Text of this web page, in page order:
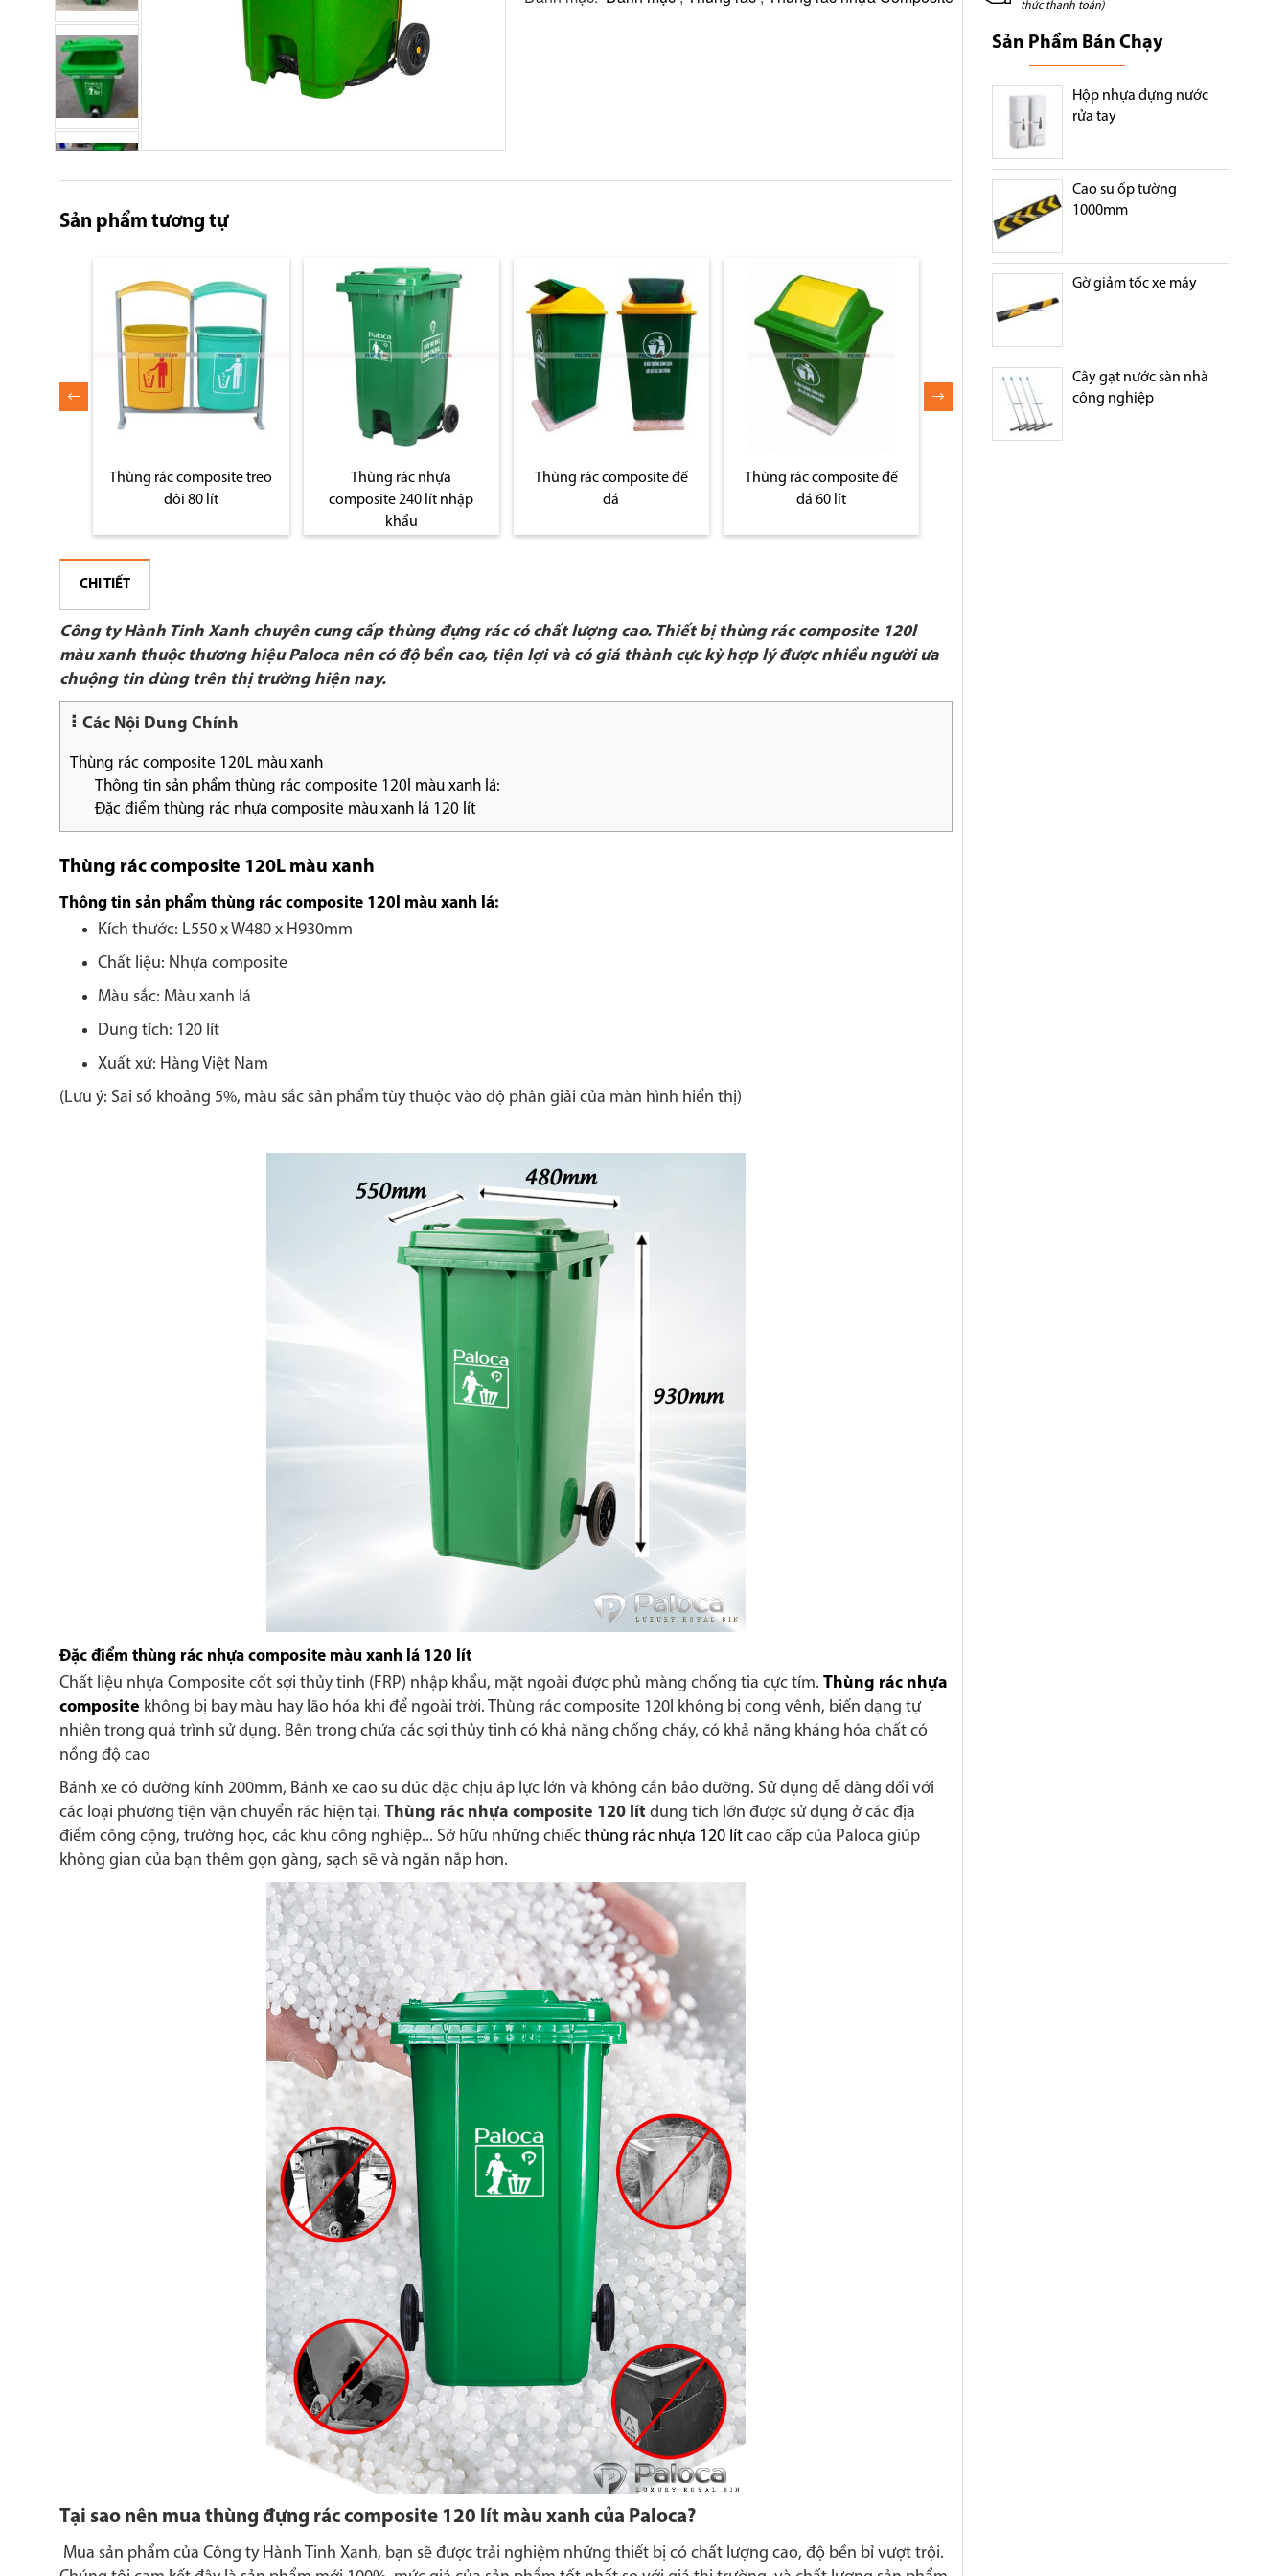
to
beginning
Sản phẩm tương tự
Thùng rác nhựa
composite 240 lít nhập
Thùng rác composite đế
đá
Thùng rác composite đế
đá 60 lít
Thùng đựng rác nhựa
composite con cá heo
CHI TIẾT
Công ty Hành Tinh Xanh chuyên cung cấp thùng đựng rác có chất lượng cao. Thiết bị thùng rác composite 120l
màu xanh thuộc thương hiệu Paloca nên có độ bền cao, tiện lợi và có giá thành cực kỳ hợp lý được nhiều người ưa
chuộng tin dùng trên thị trường hiện nay.
Các Nội Dung Chính
Thùng rác composite 120L màu xanh
Thông tin sản phẩm thùng rác composite 120l màu xanh lá:
Đặc điểm thùng rác nhựa composite màu xanh lá 120 lít
Thùng rác composite 120L màu xanh
Thông tin sản phẩm thùng rác composite 120l màu xanh lá:
Kích thước: L550 x W480 x H930mm
Chất liệu: Nhựa composite
Màu sắc: Màu xanh lá
Dung tích: 120 lít
Xuất xứ: Hàng Việt Nam
(Lưu ý: Sai số khoảng 5%, màu sắc sản phẩm tùy thuộc vào độ phân giải của màn hình hiển thị)
Đặc điểm thùng rác nhựa composite màu xanh lá 120 lít
Chất liệu nhựa Composite cốt sợi thủy tinh (FRP) nhập khẩu, mặt ngoài được phủ màng chống tia cực tím. Thùng rác nhựa
composite không bị bay màu hay lão hóa khi để ngoài trời. Thùng rác composite 120l không bị cong vênh, biến dạng tự
nhiên trong quá trình sử dụng. Bên trong chứa các sợi thủy tinh có khả năng chống cháy, có khả năng kháng hóa chất có
nồng độ cao
Bánh xe có đường kính 200mm, Bánh xe cao su đúc đặc chịu áp lực lớn và không cần bảo dưỡng. Sử dụng dễ dàng đối với
các loại phương tiện vận chuyển rác hiện tại. Thùng rác nhựa composite 120 lít dung tích lớn được sử dụng ở các địa
điểm công cộng, trường học, các khu công nghiệp... Sở hữu những chiếc thùng rác nhựa 120 lít cao cấp của Paloca giúp
không gian của bạn thêm gọn gàng, sạch sẽ và ngăn nắp hơn.
Tại sao nên mua thùng đựng rác composite 120 lít màu xanh của Paloca?
Mua sản phẩm của Công ty Hành Tinh Xanh, bạn sẽ được trải nghiệm những thiết bị có chất lượng cao, độ bền bỉ vượt trội.
thức thanh toán)
Sản Phẩm Bán Chạy
Hộp nhựa đựng nước
rửa tay
Cao su ốp tường
1000mm
Gờ giảm tốc xe máy
Cây gạt nước sàn nhà
công nghiệp